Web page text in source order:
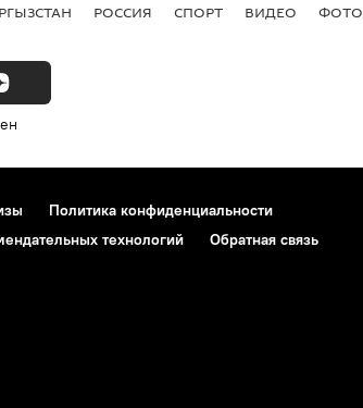
РОССИЯ СПОРТ ВИДЕО ФОТО
Политика конфиденциальности
технологий Обратная связь